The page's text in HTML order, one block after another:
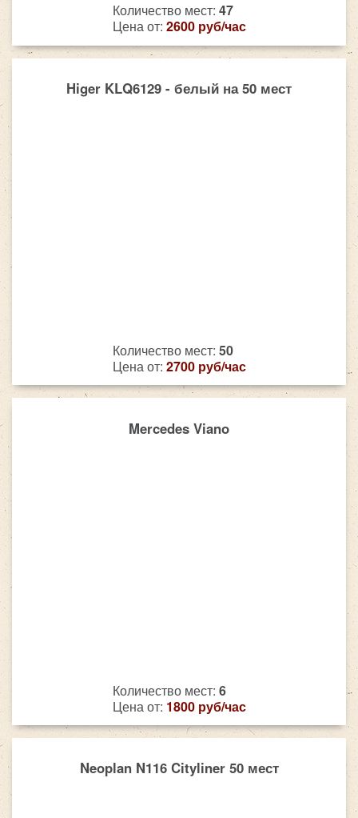
Количество мест: 47
Цена от: 2600 руб/час
Higer KLQ6129 - белый на 50 мест
Количество мест: 50
Цена от: 2700 руб/час
Mercedes Viano
Количество мест: 6
Цена от: 1800 руб/час
Neoplan N116 Cityliner 50 мест